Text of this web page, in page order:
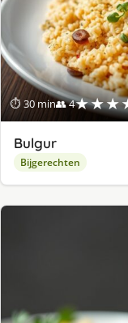
⏱ 30 min👥 4
Bulgur
Bijgerechten